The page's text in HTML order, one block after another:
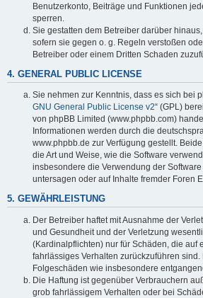
Benutzerkonto, Beiträge und Funktionen
sperren.
Sie gestatten dem Betreiber darüber
sofern sie gegen o. g. Regeln verstoßen
Betreiber oder einem Dritten Schaden
4. GENERAL PUBLIC LICENSE
Sie nehmen zur Kenntnis, dass es sich bei
GNU General Public License v2“ (GPL)
von phpBB Limited (www.phpbb.com)
Informationen werden durch die
www.phpbb.de zur Verfügung gestellt.
die Art und Weise, wie die Software
insbesondere die Verwendung der
untersagen oder auf Inhalte fremder Foren
5. GEWÄHRLEISTUNG
Der Betreiber haftet mit Ausnahme der
und Gesundheit und der Verletzung
(Kardinalpflichten) nur für Schäden, die auf
fahrlässiges Verhalten zurückzuführen
Folgeschäden wie insbesondere
Die Haftung ist gegenüber Verbrauchern
grob fahrlässigem Verhalten oder bei